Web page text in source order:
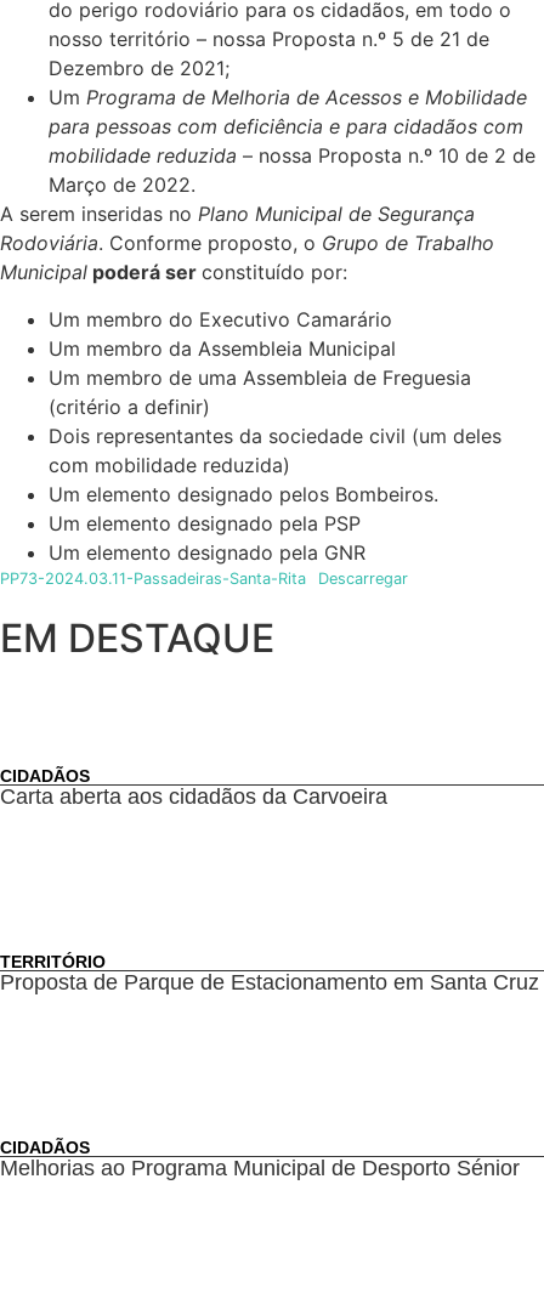
do perigo rodoviário para os cidadãos, em todo o
nosso território – nossa Proposta n.º 5 de 21 de
Dezembro de 2021;
Um Programa de Melhoria de Acessos e Mobilidade
para pessoas com deficiência e para cidadãos com
mobilidade reduzida – nossa Proposta n.º 10 de 2 de
Março de 2022.
A serem inseridas no Plano Municipal de Segurança
Rodoviária. Conforme proposto, o Grupo de Trabalho
Municipal poderá ser constituído por:
Um membro do Executivo Camarário
Um membro da Assembleia Municipal
Um membro de uma Assembleia de Freguesia
(critério a definir)
Dois representantes da sociedade civil (um deles
com mobilidade reduzida)
Um elemento designado pelos Bombeiros.
Um elemento designado pela PSP
Um elemento designado pela GNR
PP73-2024.03.11-Passadeiras-Santa-Rita Descarregar
EM DESTAQUE
CIDADÃOS
Carta aberta aos cidadãos da Carvoeira
TERRITÓRIO
Proposta de Parque de Estacionamento em Santa Cruz
CIDADÃOS
Melhorias ao Programa Municipal de Desporto Sénior